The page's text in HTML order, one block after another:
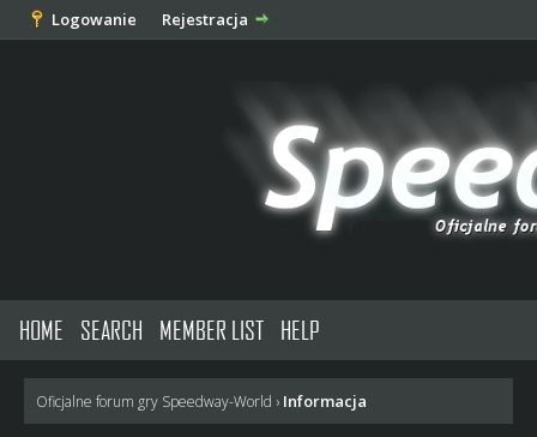
Logowanie Rejestracja
HOME SEARCH MEMBER LIST HELP
Oficjalne forum gry Speedway-World › Informacja